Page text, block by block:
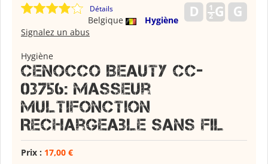
Détails
Belgique
Hygiène
Signalez un abus
Hygiène
Cenocco Beauty CC-
03756: Masseur
Multifonction
Rechargeable Sans Fil
Prix : 17,00 €